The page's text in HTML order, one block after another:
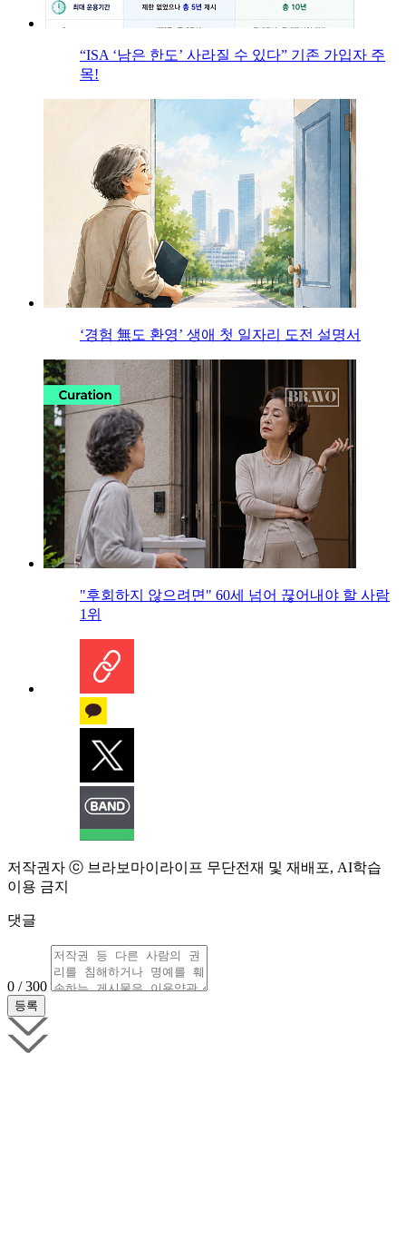
“ISA ‘남은 한도’ 사라질 수 있다” 기존 가입자 주
목!
‘경험 無도 환영’ 생애 첫 일자리 도전 설명서
"후회하지 않으려면" 60세 넘어 끊어내야 할 사람
1위
저작권자 ⓒ 브라보마이라이프 무단전재 및 재배포, AI학습
이용 금지
댓글
0 / 300